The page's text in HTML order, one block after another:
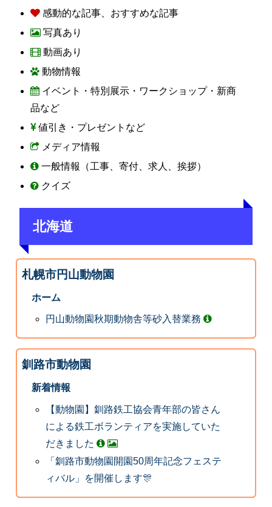
感動的な記事、おすすめな記事
写真あり
動画あり
動物情報
イベント・特別展示・ワークショップ・新商
品など
値引き・プレゼントなど
メディア情報
一般情報（工事、寄付、求人、挨拶）
クイズ
北海道
札幌市円山動物園
ホーム
円山動物園秋期動物舎等砂入替業務
釧路市動物園
新着情報
【動物園】釧路鉄工協会青年部の皆さん
による鉄工ボランティアを実施していた
だきました
「釧路市動物園開園50周年記念フェステ
ィバル」を開催します🎊